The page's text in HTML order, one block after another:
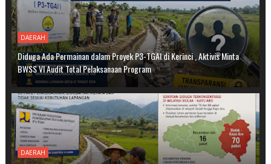
DAERAH
Diduga Ada Permainan dalam Proyek P3-TGAI di Kerinci , Aktivis Minta
BWSS VI Audit Total Pelaksanaan Program
DAERAH